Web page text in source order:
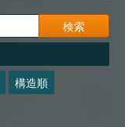
構造順